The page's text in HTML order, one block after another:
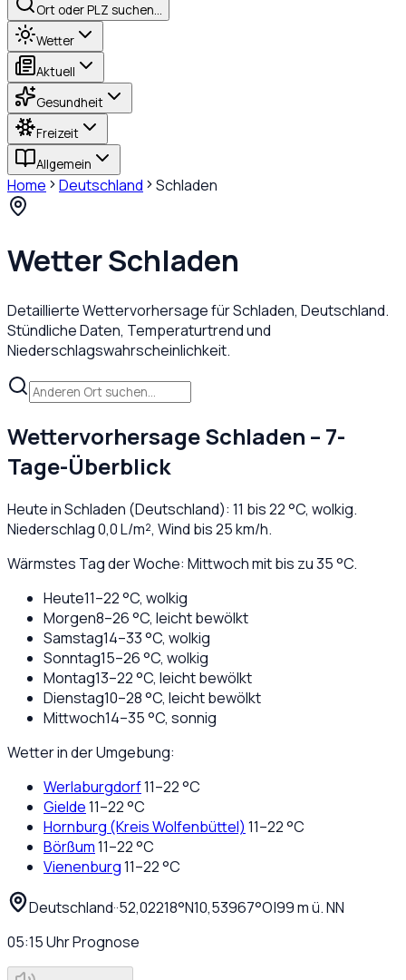
Ort oder PLZ suchen…
Wetter
Aktuell
Gesundheit
Freizeit
Allgemein
Home Deutschland Schladen
WetterSchladen
Detaillierte Wettervorhersage fürSchladen, Deutschland.
Stündliche Daten, Temperaturtrend und
Niederschlagswahrscheinlichkeit.
WettervorhersageSchladen – 7-
Tage-Überblick
Heute inSchladen (Deutschland): 11 bis22°C, wolkig.
Niederschlag0,0L/m², Wind bis25km/h.
Wärmstes Tag der Woche: Mittwoch mit bis zu 35 °C.
Heute11–22°C, wolkig
Morgen8–26°C, leicht bewölkt
Samstag14–33°C, wolkig
Sonntag15–26°C, wolkig
Montag13–22°C, leicht bewölkt
Dienstag10–28°C, leicht bewölkt
Mittwoch14–35°C, sonnig
Wetter in der Umgebung:
Werlaburgdorf11–22°C
Gielde11–22°C
Hornburg (Kreis Wolfenbüttel) 11–22°C
Börßum11–22°C
Vienenburg11–22°C
Deutschland··52,02218°N10,53967°O|99m ü. NN
05:15UhrPrognose